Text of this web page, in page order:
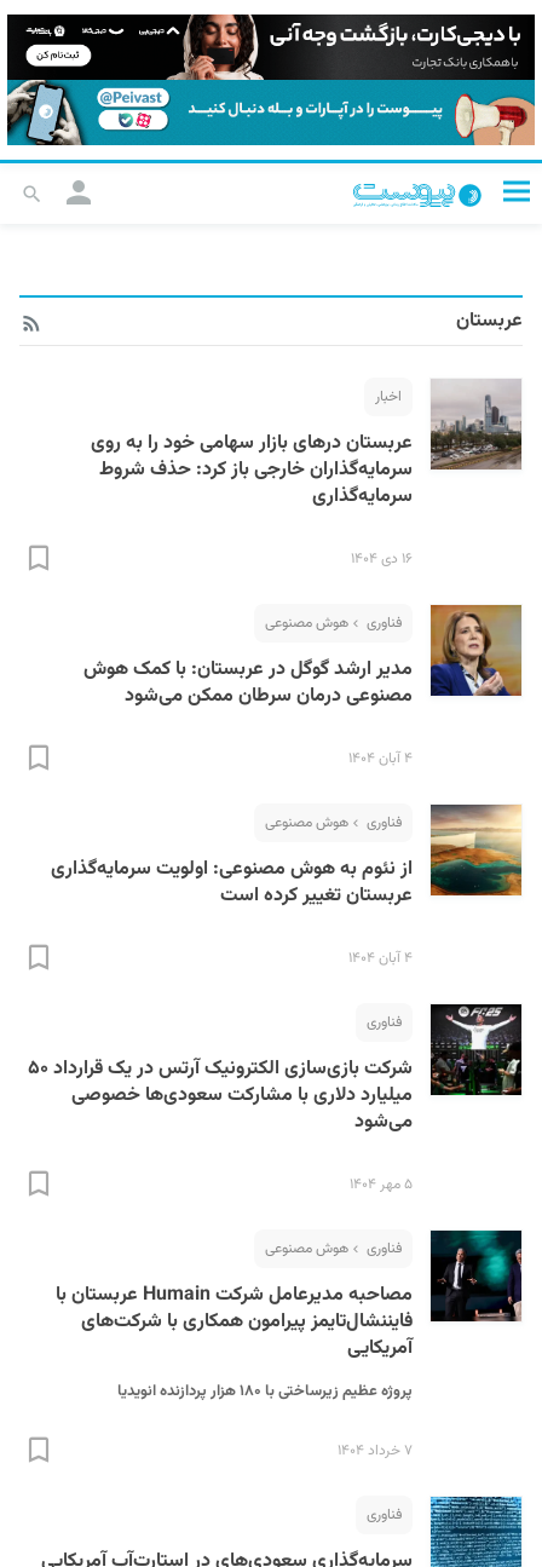
عربستان
اخبار
عربستان درهای بازار سهامی خود را به روی
سرمایه‌گذاران خارجی باز کرد: حذف شروط
سرمایه‌گذاری
۱۶ دی ۱۴۰۴
فناوری هوش مصنوعی
مدیر ارشد گوگل در عربستان: با کمک هوش
مصنوعی درمان سرطان ممکن می‌شود
۴ آبان ۱۴۰۴
فناوری هوش مصنوعی
از نئوم به هوش مصنوعی: اولویت سرمایه‌گذاری‌
عربستان تغییر کرده است
۴ آبان ۱۴۰۴
فناوری
شرکت بازی‌سازی الکترونیک آرتس در یک قرارداد ۵۰
میلیارد دلاری با مشارکت سعودی‌ها خصوصی
می‌شود
۵ مهر ۱۴۰۴
فناوری هوش مصنوعی
مصاحبه مدیرعامل شرکت Humain عربستان با
فایننشال‌تایمز پیرامون همکاری با شرکت‌های
آمریکایی
پروژه عظیم زیرساختی با ۱۸۰ هزار پردازنده انویدیا
۷ خرداد ۱۴۰۴
فناوری